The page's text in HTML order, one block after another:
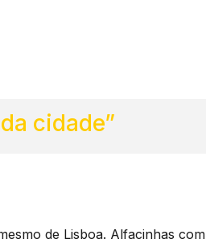
cidade”
de Lisboa. Alfacinhas com